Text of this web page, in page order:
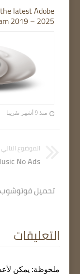
latest Adobe
2019 – 2025
منذ 9 أشهر تقريبا
الموضوع التالي
التعليقات
ملحوظة: يمكن